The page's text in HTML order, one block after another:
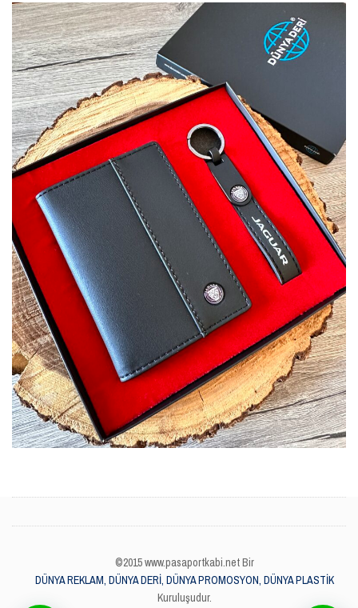
©2015 www.pasaportkabi.net Bir
DÜNYA REKLAM, DÜNYA DERİ, DÜNYA PROMOSYON, DÜNYA PLASTİK
Kuruluşudur.